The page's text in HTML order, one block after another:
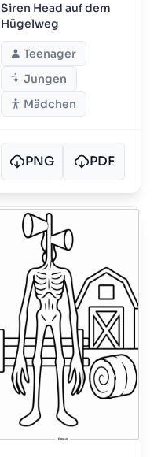
Siren Head auf dem
Hügelweg
Teenager
Jungen
Mädchen
PNG PDF